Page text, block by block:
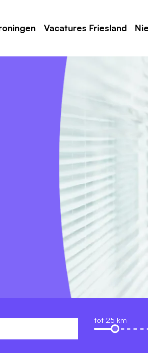
Vacatures Friesland
tot 25 km